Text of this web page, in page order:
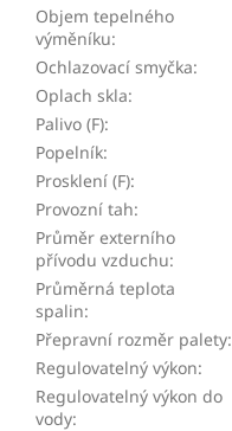
Objem tepelného
výměníku:
Ochlazovací smyčka:
Oplach skla:
Palivo (F):
Popelník:
Prosklení (F):
Provozní tah:
Průměr externího
přívodu vzduchu:
Průměrná teplota
spalin:
Přepravní rozměr palety:
Regulovatelný výkon:
Regulovatelný výkon do
vody: